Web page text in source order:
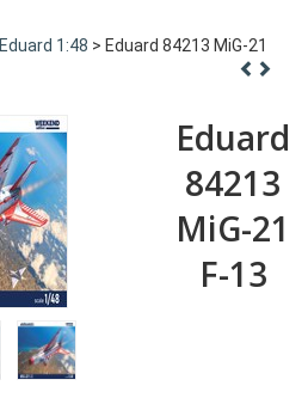
Eduard 1:48 > Eduard 84213 MiG-21
Eduard
84213
MiG-21
F-13